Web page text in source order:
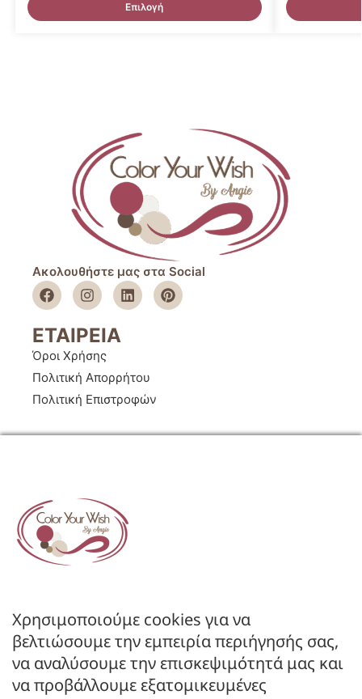
Επιλογή
Ακολουθήστε μας στα Social
ΕΤΑΙΡΕΙΑ
Όροι Χρήσης
Πολιτική Απορρήτου
Πολιτική Επιστροφών
ΚΑΤΑΣΤΗΜΑ
Εγγραφή Χονδρικής
Μέθοδοι Πληρωμής
Μέθοδοι Αποστολής
Χρησιμοποιούμε cookies για να
βελτιώσουμε την εμπειρία περιήγησής σας,
να αναλύσουμε την επισκεψιμότητά μας και
να προβάλλουμε εξατομικευμένες